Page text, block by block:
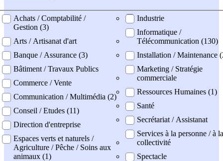
professionel
Achats / Comptabilité /
Gestion (3)
Arts / Artisanat d'art
Banque / Assurance (3)
Bâtiment / Travaux Publics
Commerce / Vente
Communication / Multimédia (2)
Conseil / Etudes (11)
Direction d'entreprise
Espaces verts et naturels /
Agriculture / Pêche / Soins aux
animaux (1)
Industrie
Informatique /
Télécommunication (130)
Installation / Maintenance
Marketing / Stratégie
commerciale
Ressources Humaines (1)
Santé
Secrétariat / Assistanat
Services à la personne / à la
collectivité
Spectacle